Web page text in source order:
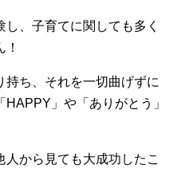
、子育てに関しても多く
持ち、それを一切曲げずに
」や「ありがとう」
から見ても大成功したこ